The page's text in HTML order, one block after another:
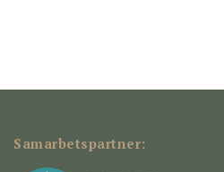
Samarbetspartner: